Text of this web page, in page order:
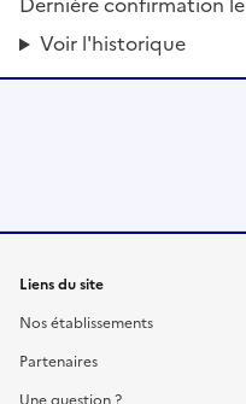
Voir l'historique
Liens du site
Nos établissements
Partenaires